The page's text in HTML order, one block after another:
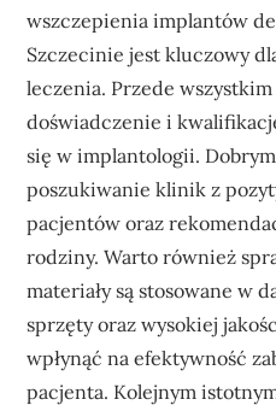
wszczepienia implantów
Szczecinie jest kluczowy
leczenia. Przede
doświadczenie i
się w implantologii.
poszukiwanie klinik z
pacjentów oraz
rodziny. Warto również
materiały są stosowane w
sprzęty oraz wysokiej
wpłynąć na efektywność
pacjenta. Kolejnym